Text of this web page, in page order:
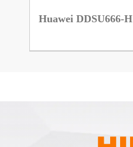
Huawei DDSU666-H